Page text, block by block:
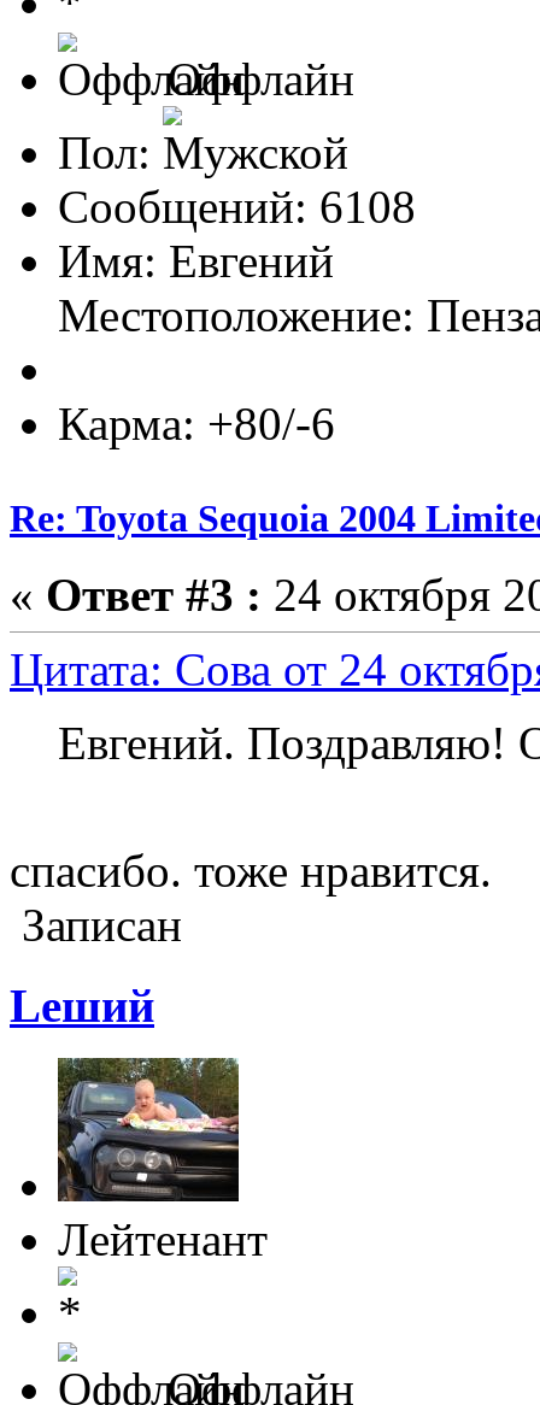
Оффлайн
Пол:
Сообщений: 6108
Имя: Евгений
Местоположение:
Карма: +80/-6
Re: Toyota Sequoia 2004
« Ответ #3 : 24 октября
Цитата: Cова от 24
Евгений. Поздравляю!
спасибо. тоже нравится.
Записан
Lеший
Лейтенант
Оффлайн